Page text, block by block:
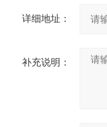
详细地址：
补充说明：